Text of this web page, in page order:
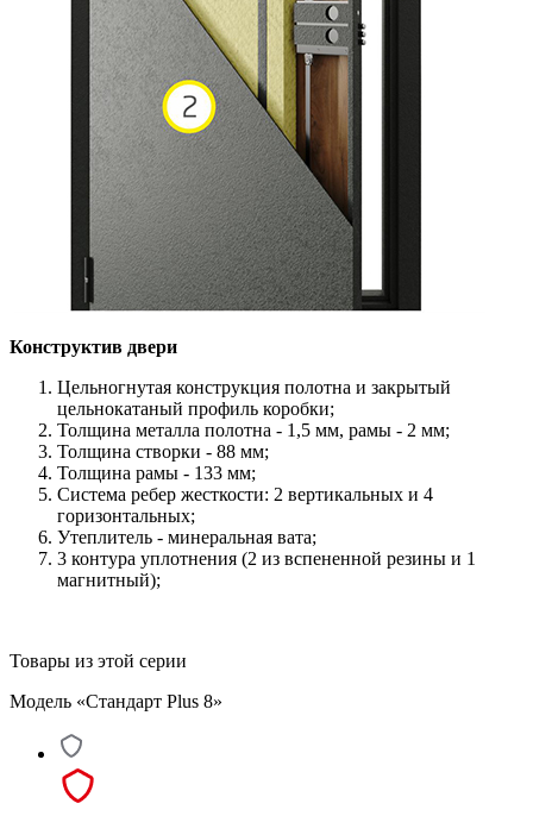
Конструктив двери
Цельногнутая конструкция полотна и закрытый
цельнокатаный профиль коробки;
Толщина металла полотна - 1,5 мм, рамы - 2 мм;
Толщина створки - 88 мм;
Толщина рамы - 133 мм;
Система ребер жесткости: 2 вертикальных и 4
горизонтальных;
Утеплитель - минеральная вата;
3 контура уплотнения (2 из вспененной резины и 1
магнитный);
Товары из этой серии
Модель «Стандарт Plus 8»